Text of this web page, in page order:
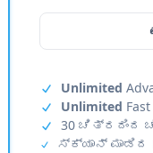
Unlimited
Unlimited
30 ಚಿತ್ರದಿಂದ
ಸ್ಕ್ಯಾನ್ ಮಾಡಿದ